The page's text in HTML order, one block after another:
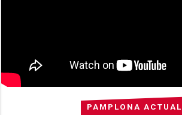
PAMPLONA ACTUAL